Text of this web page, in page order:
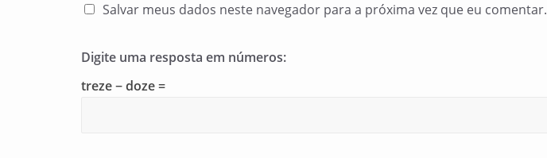
Salvar meus dados neste navegador para a próxima vez que eu comentar.
Digite uma resposta em números:
treze − doze =